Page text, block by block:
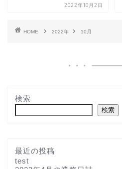
2022年10月2日
HOME 2022年 10月
検索
検索
最近の投稿
test